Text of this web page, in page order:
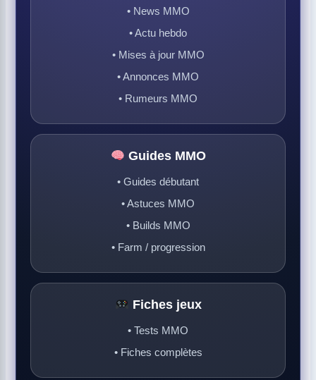
• News MMO
• Actu hebdo
• Mises à jour MMO
• Annonces MMO
• Rumeurs MMO
Guides MMO
• Guides débutant
• Astuces MMO
• Builds MMO
• Farm / progression
Fiches jeux
• Tests MMO
• Fiches complètes